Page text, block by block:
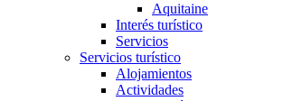
Aquitaine
Interés turístico
Servicios
Servicios turístico
Alojamientos
Actividades